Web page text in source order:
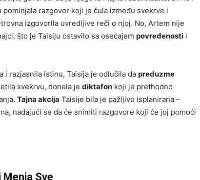
razgovor koji je čula između svekrve i
izgovorila uvredljive reči o njoj. No, Artem nije
što je Taisiju ostavilo sa osećajem povređenosti i
i razjasnila istinu, Taisija je odlučila da preduzme
svekrvu, donela je diktafon koji je prethodno
Tajna akcija Taisije bila je pažljivo isplanirana –
nadajući se da će snimiti razgovore koji će joj pomoći
Sve